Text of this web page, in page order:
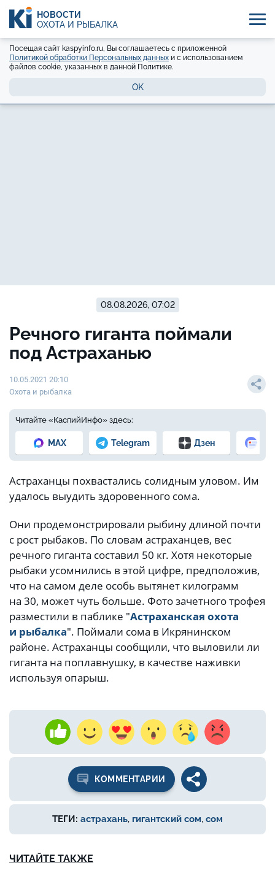
НОВОСТИ
ОХОТА И РЫБАЛКА
Посещая сайт kaspyinfo.ru, Вы соглашаетесь с приложенной
Политикой обработки Персональных данных и с использованием
файлов cookie, указанных в данной Политике.
OK
08.08.2026, 07:02
Речного гиганта поймали
под Астраханью
10.05.2021 20:10
Охота и рыбалка
Читайте «КаспийИнфо» здесь:
MAX Telegram Дзен
Астраханцы похвастались солидным уловом. Им
удалось выудить здоровенного сома.
Они продемонстрировали рыбину длиной почти
с рост рыбаков. По словам астраханцев, вес
речного гиганта составил 50 кг. Хотя некоторые
рыбаки усомнились в этой цифре, предположив,
что на самом деле особь вытянет килограмм
на 30, может чуть больше. Фото зачетного трофея
разместили в паблике "Астраханская охота
и рыбалка". Поймали сома в Икрянинском
районе. Астраханцы сообщили, что выловили ли
гиганта на поплавнушку, в качестве наживки
используя опарыш.
КОММЕНТАРИИ
ТЕГИ: астрахань, гигантский сом, сом
ЧИТАЙТЕ ТАКЖЕ